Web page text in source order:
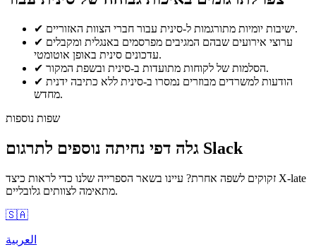
✔
ישיבות יומיות מתורגמות ל-סינית עבור חברי הצוות האזוריים.
✔ ערוצי אירועים שבהם המגיבים מפרסמים באנגלית ומקבלים
עדכונים סינית באופן אוטומטי.
✔
הסלמות של לקוחות מתועדות ב-סינית ובשפת המקור.
✔ הודעות למשרדים מבוזרים נמסרו ב-סינית ללא כתיבה ידנית
מחדש.
שפות נוספות
גלה דפי נחיתה נוספים לתרגום Slack
זקוקים לשפה אחרת? עיינו בשאר הספרייה שלנו כדי לראות כיצד X-late
מתאימה לצוותים גלובליים.
🇸🇦
العربية